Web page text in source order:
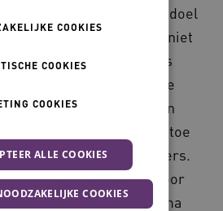
zorgtechnologie geen doel
zorg je ervoor dat het niet
pilots, maar dat je als
de stap naar structurele
hierbij is het hebben
beeld waar je naar toe
visie en strategie of koers.
en hoe zorg je ervoor
wordt? In dit thema
COOKIES
COOKIES
COOKIES
ALLE COOKIES
COOKIES